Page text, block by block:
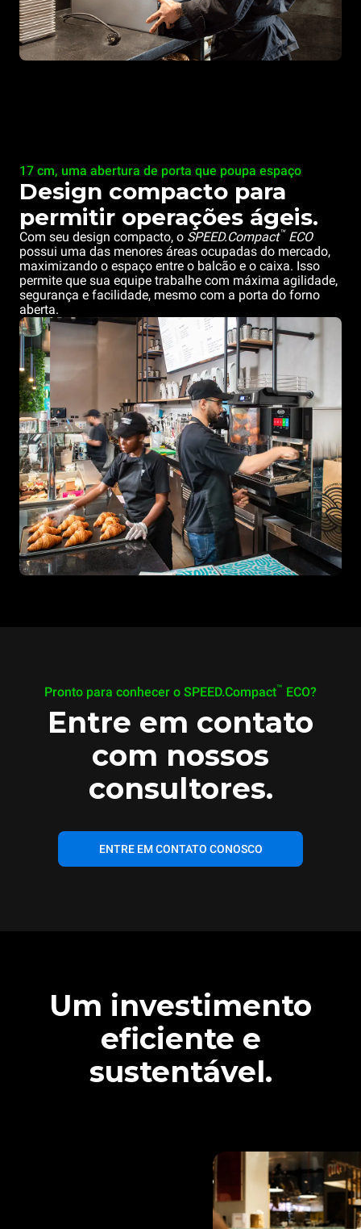
17 cm, uma abertura de porta que poupa espaço
Design compacto para
permitir operações ágeis.
Com seu design compacto, o SPEED.Compact™ ECO
possui uma das menores áreas ocupadas do mercado,
maximizando o espaço entre o balcão e o caixa. Isso
permite que sua equipe trabalhe com máxima agilidade,
segurança e facilidade, mesmo com a porta do forno
aberta.
Pronto para conhecer o SPEED.Compact™ ECO?
Entre em contato
com nossos
consultores.
ENTRE EM CONTATO CONOSCO
Um investimento
eficiente e
sustentável.